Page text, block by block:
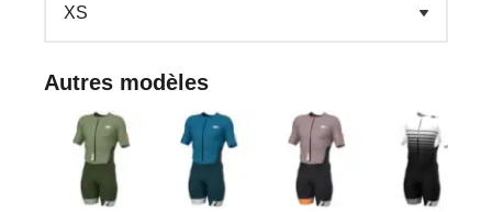
Autres modèles